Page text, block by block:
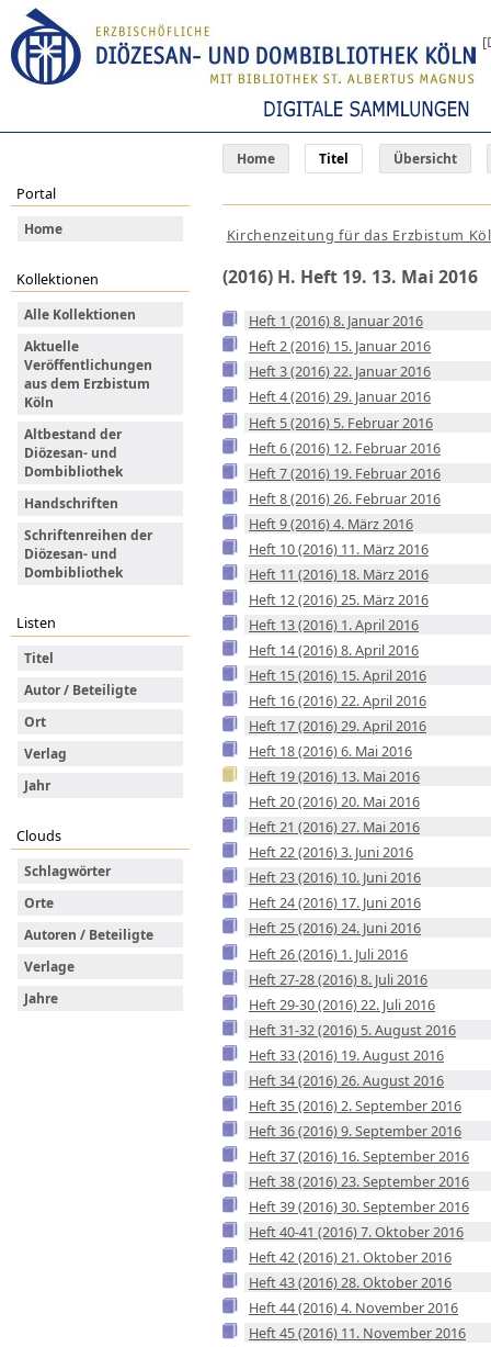
Home Titel Übersicht
Portal
Home
Kollektionen
Alle Kollektionen
Aktuelle
Veröffentlichungen
aus dem Erzbistum
Köln
Altbestand der
Diözesan- und
Dombibliothek
Handschriften
Schriftenreihen der
Diözesan- und
Dombibliothek
Listen
Titel
Autor / Beteiligte
Ort
Verlag
Jahr
Clouds
Schlagwörter
Orte
Autoren / Beteiligte
Verlage
Jahre
Kirchenzeitung für das Erzbistum
(2016) H. Heft 19. 13. Mai 2016
Heft 1 (2016) 8. Januar 2016
Heft 2 (2016) 15. Januar 2016
Heft 3 (2016) 22. Januar 2016
Heft 4 (2016) 29. Januar 2016
Heft 5 (2016) 5. Februar 2016
Heft 6 (2016) 12. Februar 2016
Heft 7 (2016) 19. Februar 2016
Heft 8 (2016) 26. Februar 2016
Heft 9 (2016) 4. März 2016
Heft 10 (2016) 11. März 2016
Heft 11 (2016) 18. März 2016
Heft 12 (2016) 25. März 2016
Heft 13 (2016) 1. April 2016
Heft 14 (2016) 8. April 2016
Heft 15 (2016) 15. April 2016
Heft 16 (2016) 22. April 2016
Heft 17 (2016) 29. April 2016
Heft 18 (2016) 6. Mai 2016
Heft 19 (2016) 13. Mai 2016
Heft 20 (2016) 20. Mai 2016
Heft 21 (2016) 27. Mai 2016
Heft 22 (2016) 3. Juni 2016
Heft 23 (2016) 10. Juni 2016
Heft 24 (2016) 17. Juni 2016
Heft 25 (2016) 24. Juni 2016
Heft 26 (2016) 1. Juli 2016
Heft 27-28 (2016) 8. Juli 2016
Heft 29-30 (2016) 22. Juli 2016
Heft 31-32 (2016) 5. August 2016
Heft 33 (2016) 19. August 2016
Heft 34 (2016) 26. August 2016
Heft 35 (2016) 2. September 2016
Heft 36 (2016) 9. September 2016
Heft 37 (2016) 16. September 2016
Heft 38 (2016) 23. September 2016
Heft 39 (2016) 30. September 2016
Heft 40-41 (2016) 7. Oktober 2016
Heft 42 (2016) 21. Oktober 2016
Heft 43 (2016) 28. Oktober 2016
Heft 44 (2016) 4. November 2016
Heft 45 (2016) 11. November 2016